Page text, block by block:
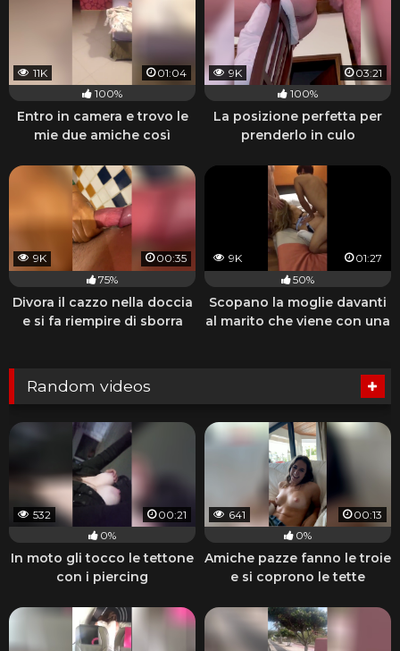
11K
01:04
100%
Entro in camera e trovo le
mie due amiche così
9K
03:21
100%
La posizione perfetta per
prenderlo in culo
9K
00:35
75%
Divora il cazzo nella doccia
e si fa riempire di sborra
9K
01:27
50%
Scopano la moglie davanti
al marito che viene con una
Random videos
532
00:21
0%
In moto gli tocco le tettone
con i piercing
641
00:13
0%
Amiche pazze fanno le troie
e si coprono le tette